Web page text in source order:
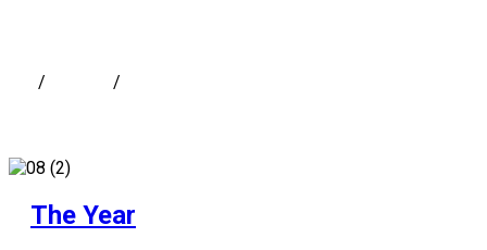
/ /
The Year